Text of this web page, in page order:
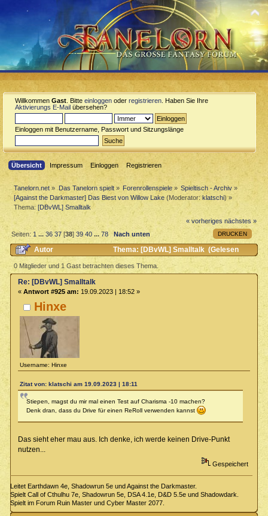
Willkommen Gast . Bitte einloggen oder registrieren . Haben Sie Ihre
Aktivierungs E-Mail übersehen?
Einloggen mit Benutzername, Passwort und Sitzungslänge
Übersicht Impressum Einloggen Registrieren
Tanelorn.net » Das Tanelorn spielt» Forenrollenspiele» Spieltisch - Archiv »
[Against the Darkmaster] Das Biest von Willow Lake (Moderator:klatschi) »
Thema:[DBvWL] Smalltalk
« vorheriges nächstes »
DRUCKEN
Seiten:1 ...36 37 [38]39 40 ...78 Nach unten
Autor
Thema: [DBvWL] Smalltalk (Gelesen
130764 mal)
0 Mitglieder und 1 Gast betrachten dieses Thema.
Hinxe
Username: Hinxe
Re: [DBvWL] Smalltalk
« Antwort #925 am: 19.09.2023 | 18:52 »
Zitat von: klatschi am 19.09.2023 | 18:11
Stiepen, magst du mir mal einen Test auf Charisma -10 machen?
Denk dran, dass du Drive für einen ReRoll verwenden kannst
Das sieht eher mau aus. Ich denke, ich werde keinen Drive-Punkt
nutzen...
Gespeichert
Leitet Earthdawn 4e, Shadowrun 5e und Against the Darkmaster.
Spielt Call of Cthulhu 7e, Shadowrun 5e, DSA 4.1e, D&D 5.5e und Shadowdark.
Spielt im Forum Ruin Master und Cyber Master 2077.